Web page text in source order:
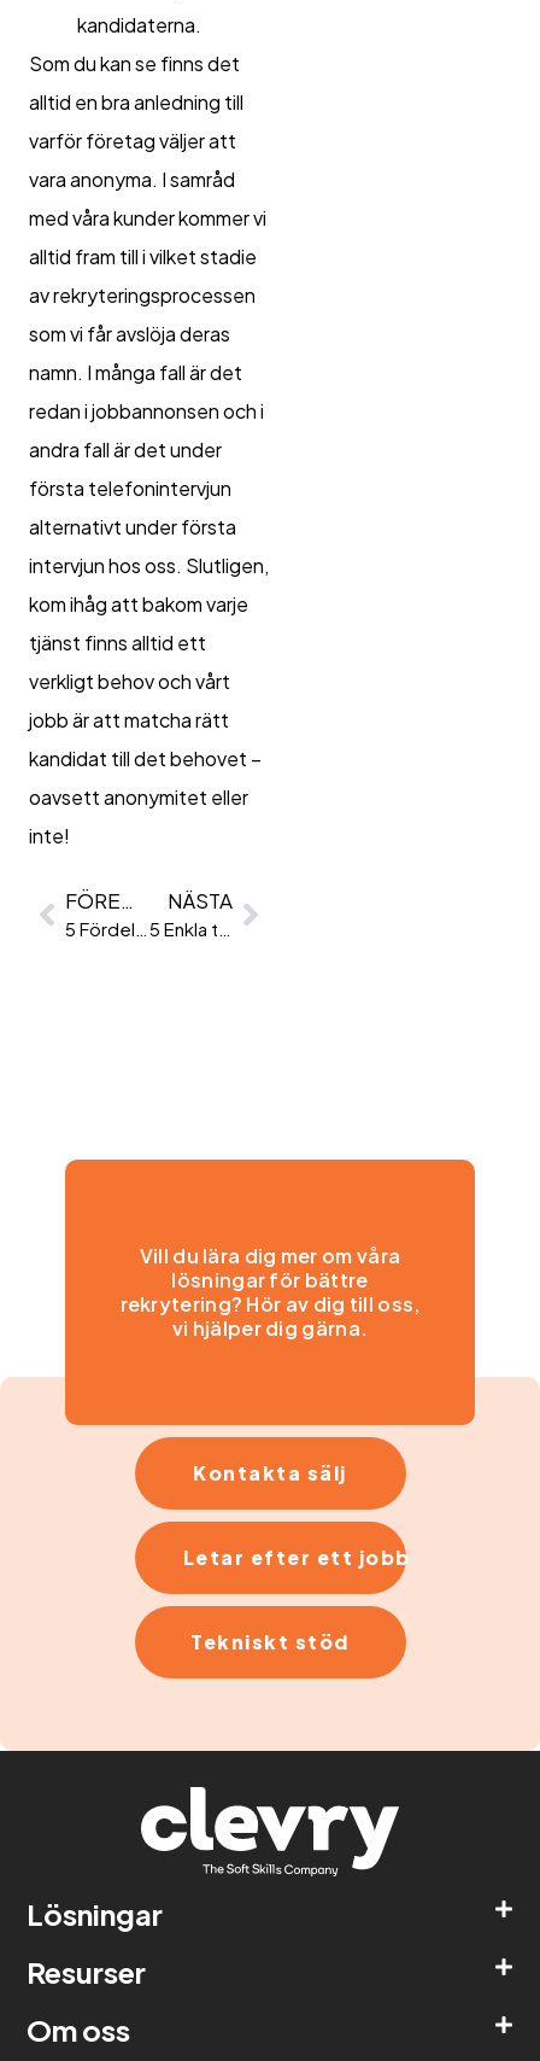
kandidaterna.
Som du kan se finns det
alltid en bra anledning till
varför företag väljer att
vara anonyma. I samråd
med våra kunder kommer vi
alltid fram till i vilket stadie
av rekryteringsprocessen
som vi får avslöja deras
namn. I många fall är det
redan i jobbannonsen och i
andra fall är det under
första telefonintervjun
alternativt under första
intervjun hos oss. Slutligen,
kom ihåg att bakom varje
tjänst finns alltid ett
verkligt behov och vårt
jobb är att matcha rätt
kandidat till det behovet –
oavsett anonymitet eller
inte!
FÖREGÅENDE
5 Fördelar Med Att Jobba Extra!
NÄSTA
5 Enkla tips för att lyckas på intervjun
Vill du lära dig mer om våra
lösningar för bättre
rekrytering? Hör av dig till oss,
vi hjälper dig gärna.
Kontakta sälj
Letar efter ett jobb
Tekniskt stöd
Lösningar
Resurser
Om oss